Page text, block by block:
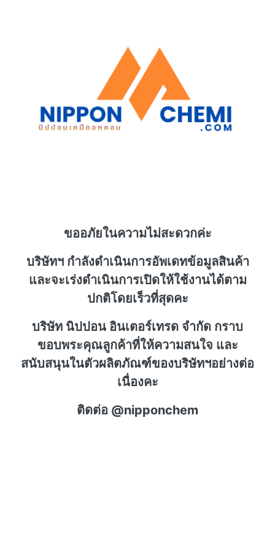
ขออภัยในความไม่สะดวกค่ะ
บริษัทฯ กำลังดำเนินการอัพเดทข้อมูลสินค้า
และจะเร่งดำเนินการเปิดให้ใช้งานได้ตาม
ปกติโดยเร็วที่สุดคะ
บริษัท นิปปอน อินเตอร์เทรด จำกัด กราบ
ขอบพระคุณลูกค้าที่ให้ความสนใจ และ
สนับสนุนในตัวผลิตภัณฑ์ของบริษัทฯอย่างต่อ
เนื่องคะ
ติดต่อ @nipponchem